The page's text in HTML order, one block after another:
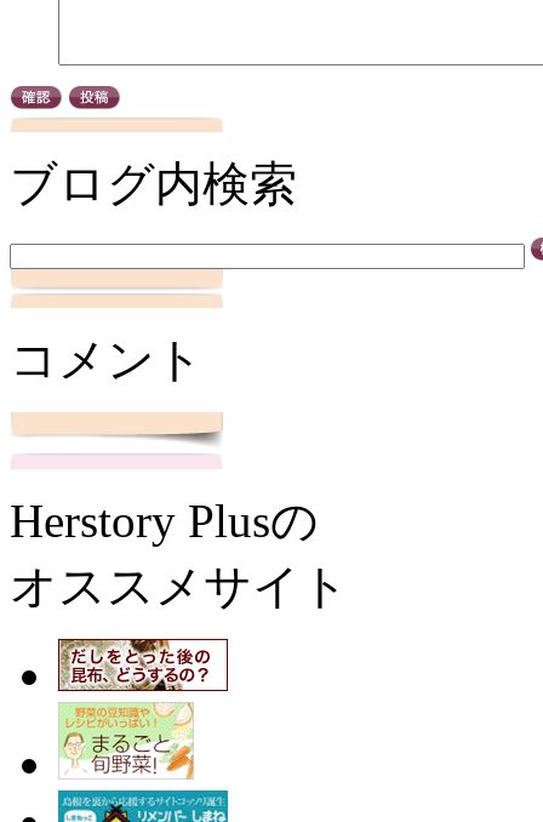
ブログ内検索
コメント
Herstory Plusの
オススメサイト